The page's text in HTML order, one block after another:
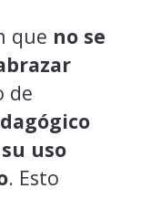
que no se
de
uso
. Esto